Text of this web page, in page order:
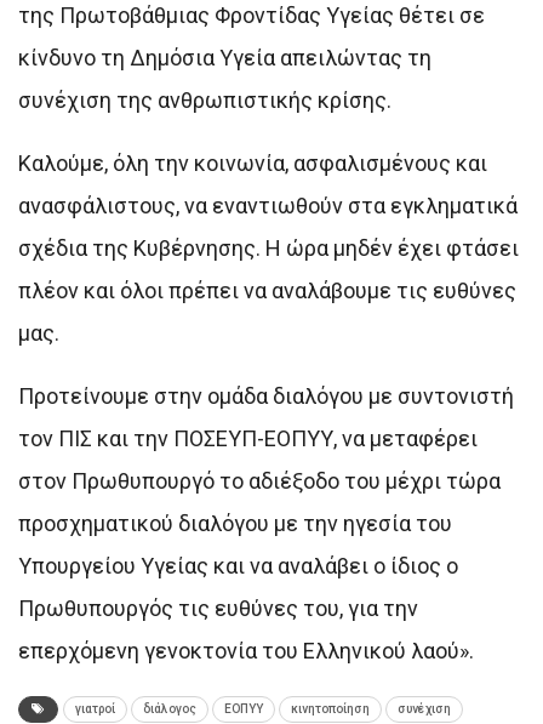
της Πρωτοβάθμιας Φροντίδας Υγείας θέτει σε
κίνδυνο τη Δημόσια Υγεία απειλώντας τη
συνέχιση της ανθρωπιστικής κρίσης.
Καλούμε, όλη την κοινωνία, ασφαλισμένους και
ανασφάλιστους, να εναντιωθούν στα εγκληματικά
σχέδια της Κυβέρνησης. Η ώρα μηδέν έχει φτάσει
πλέον και όλοι πρέπει να αναλάβουμε τις ευθύνες
μας.
Προτείνουμε στην ομάδα διαλόγου με συντονιστή
τον ΠΙΣ και την ΠΟΣΕΥΠ-ΕΟΠΥΥ, να μεταφέρει
στον Πρωθυπουργό το αδιέξοδο του μέχρι τώρα
προσχηματικού διαλόγου με την ηγεσία του
Υπουργείου Υγείας και να αναλάβει ο ίδιος ο
Πρωθυπουργός τις ευθύνες του, για την
επερχόμενη γενοκτονία του Ελληνικού λαού».
γιατροί διάλογος ΕΟΠΥΥ κινητοποίηση συνέχιση